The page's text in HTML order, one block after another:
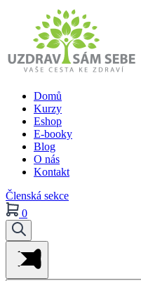
Domů
Kurzy
Eshop
E-booky
Blog
O nás
Kontakt
Členská sekce
0